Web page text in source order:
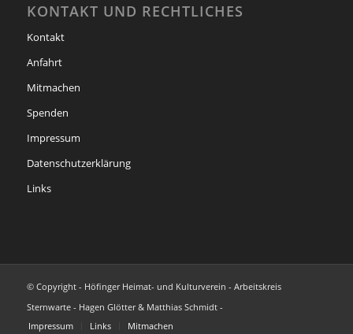
KONTAKT UND RECHTLICHES
Kontakt
Anfahrt
Mitmachen
Spenden
Impressum
Datenschutzerklärung
Links
© Copyright - Höfinger Heimat- und Kulturverein - Arbeitskreis
Sternwarte - Hagen Glötter & Matthias Schmidt -
Impressum
Links Mitmachen